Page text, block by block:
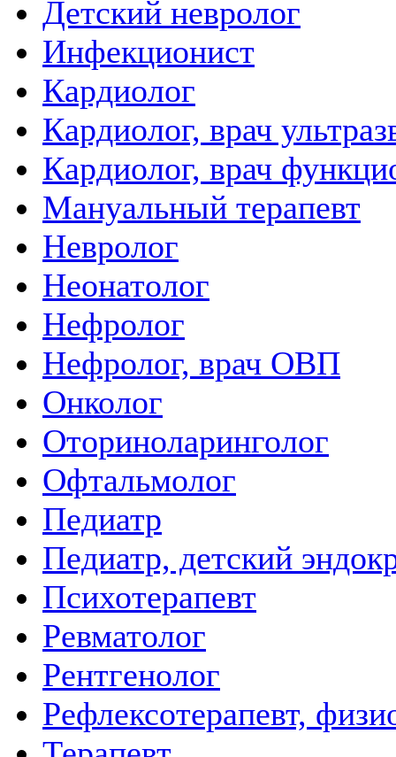
Детский невролог
Инфекционист
Кардиолог
Кардиолог, врач
Кардиолог, врач
Мануальный терапевт
Невролог
Неонатолог
Нефролог
Нефролог, врач ОВП
Онколог
Оториноларинголог
Офтальмолог
Педиатр
Педиатр, детский
Психотерапевт
Ревматолог
Рентгенолог
Рефлексотерапевт,